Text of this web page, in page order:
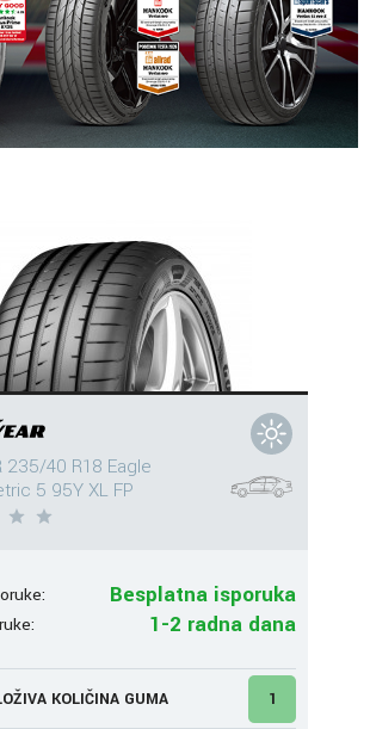
235/40 R18 Eagle
5 95Y XL FP
Besplatna isporuka
1-2 radna dana
KOLIČINA GUMA 1